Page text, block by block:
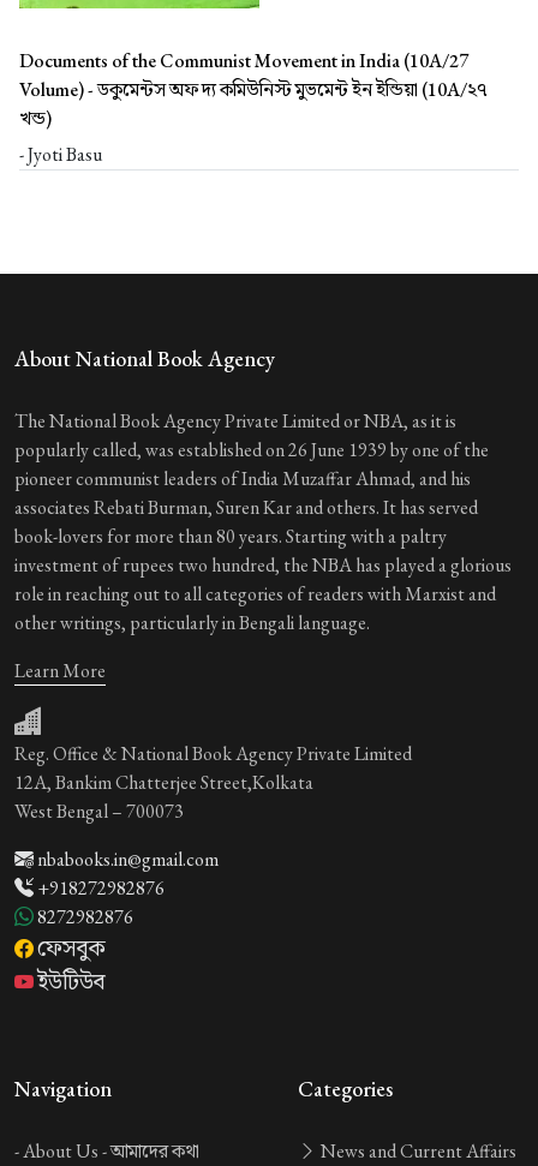
Documents of the Communist Movement in India (10A/27
Volume) -ডকুমেন্টস অফ দ্য কমিউনিস্ট মুভমেন্ট ইন ইন্ডিয়া (10A/২৭
খন্ড)
- Jyoti Basu
About National Book Agency
The National Book Agency Private Limited or NBA, as it is
popularly called, was established on 26 June 1939 by one of the
pioneer communist leaders of India Muzaffar Ahmad, and his
associates Rebati Burman, Suren Kar and others. It has served
book-lovers for more than 80 years. Starting with a paltry
investment of rupees two hundred, the NBA has played a glorious
role in reaching out to all categories of readers with Marxist and
other writings, particularly in Bengali language.
Learn More
Reg. Office & National Book Agency Private Limited
12A, Bankim Chatterjee Street,Kolkata
West Bengal – 700073
nbabooks.in@gmail.com
+918272982876
8272982876
ফেসবুক
ইউটিউব
Navigation
-About Us -আমাদের কথা
Categories
News and Current Affairs